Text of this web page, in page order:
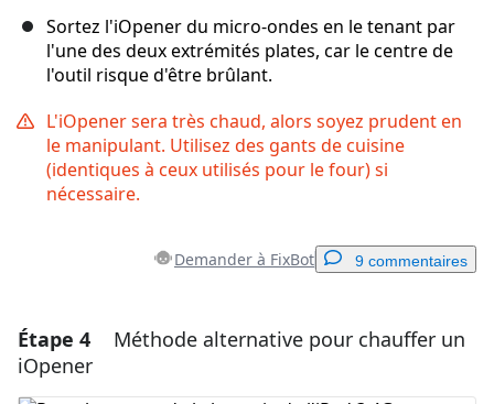
Sortez l'iOpener du micro-ondes en le tenant par
l'une des deux extrémités plates, car le centre de
l'outil risque d'être brûlant.
L'iOpener sera très chaud, alors soyez prudent en
le manipulant. Utilisez des gants de cuisine
(identiques à ceux utilisés pour le four) si
nécessaire.
Demander à FixBot 9 commentaires
Ajouter un commentaire
Ajouter un commentaire
Étape 4
Méthode alternative pour chauffer un
iOpener